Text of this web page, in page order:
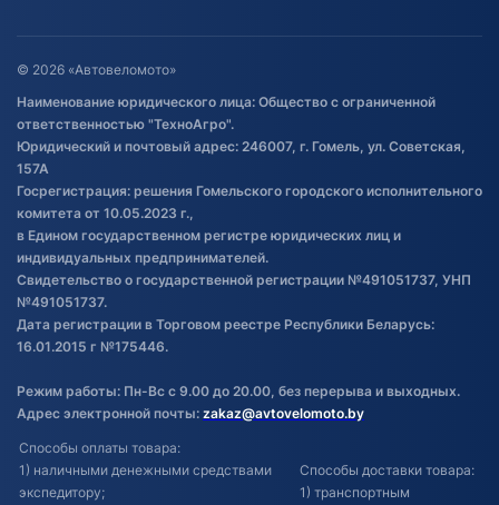
Оставить отзыв
Договор публичной оферты
Обработка файлов cookie
Постановка транспорта на учет
Обновления в ЭПТС 2024
© 2026 «Автовеломото»
Наименование юридического лица: Общество с ограниченной
ответственностью "ТехноАгро".
Юридический и почтовый адрес: 246007, г. Гомель, ул. Советская,
157А
Госрегистрация: решения Гомельского городского исполнительного
комитета от 10.05.2023 г.,
в Едином государственном регистре юридических лиц и
индивидуальных предпринимателей.
Свидетельство о государственной регистрации №491051737, УНП
№491051737.
Дата регистрации в Торговом реестре Республики Беларусь:
16.01.2015 г №175446.
Режим работы: Пн-Вс с 9.00 до 20.00, без перерыва и выходных.
Адрес электронной почты: zakaz@avtovelomoto.by
Способы оплаты товара:
1) наличными денежными средствами
экспедитору;
Способы доставки товара:
1) транспортным